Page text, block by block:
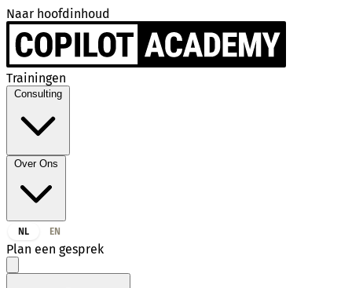
Naar hoofdinhoud
Trainingen
NL EN
Plan een gesprek